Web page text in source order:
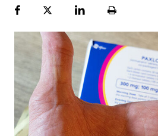
FacebookPlattformLinekdInSeite